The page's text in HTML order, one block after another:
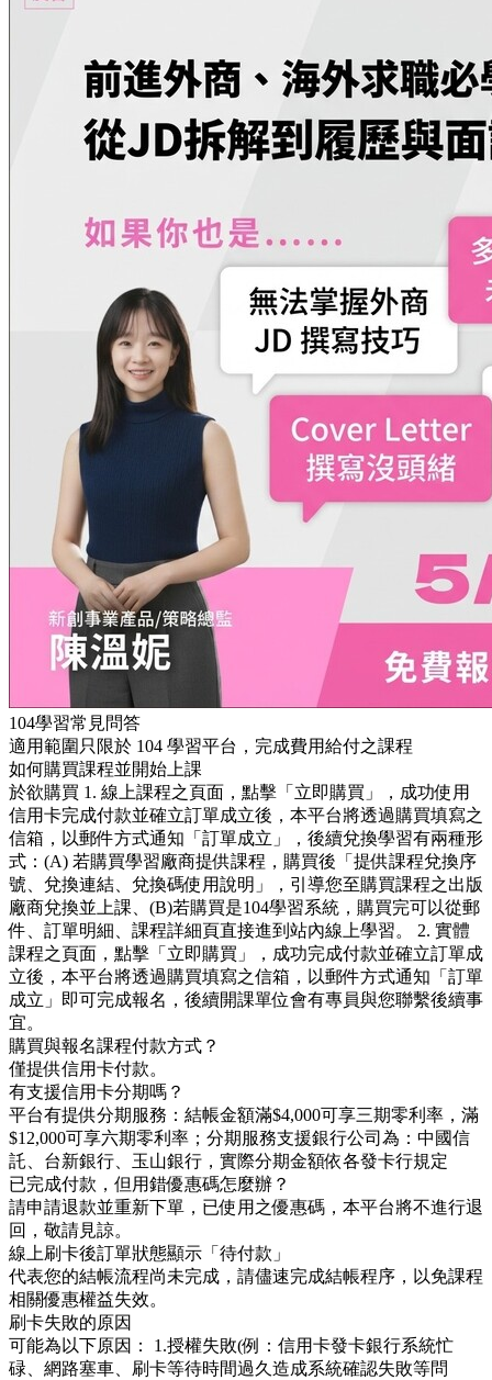
104學習常見問答
適用範圍只限於 104 學習平台，完成費用給付之課程
如何購買課程並開始上課
於欲購買 1. 線上課程之頁面，點擊「立即購買」，成功使用
信用卡完成付款並確立訂單成立後，本平台將透過購買填寫之
信箱，以郵件方式通知「訂單成立」，後續兌換學習有兩種形
式：(A) 若購買學習廠商提供課程，購買後「提供課程兌換序
號、兌換連結、兌換碼使用說明」，引導您至購買課程之出版
廠商兌換並上課、(B)若購買是104學習系統，購買完可以從郵
件、訂單明細、課程詳細頁直接進到站內線上學習。 2. 實體
課程之頁面，點擊「立即購買」，成功完成付款並確立訂單成
立後，本平台將透過購買填寫之信箱，以郵件方式通知「訂單
成立」即可完成報名，後續開課單位會有專員與您聯繫後續事
宜。
購買與報名課程付款方式？
僅提供信用卡付款。
有支援信用卡分期嗎？
平台有提供分期服務：結帳金額滿$4,000可享三期零利率，滿
$12,000可享六期零利率；分期服務支援銀行公司為：中國信
託、台新銀行、玉山銀行，實際分期金額依各發卡行規定
已完成付款，但用錯優惠碼怎麼辦？
請申請退款並重新下單，已使用之優惠碼，本平台將不進行退
回，敬請見諒。
線上刷卡後訂單狀態顯示「待付款」
代表您的結帳流程尚未完成，請儘速完成結帳程序，以免課程
相關優惠權益失效。
刷卡失敗的原因
可能為以下原因： 1.授權失敗(例：信用卡發卡銀行系統忙
碌、網路塞車、刷卡等待時間過久造成系統確認失敗等問